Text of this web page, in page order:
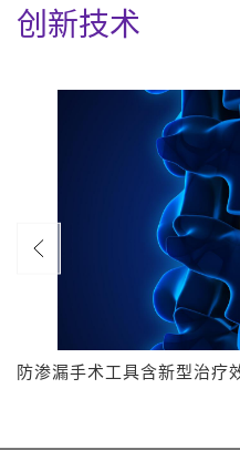
创新技术
防渗漏手术工具含新型治疗